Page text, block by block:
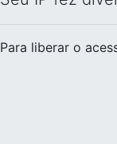
Para liberar o